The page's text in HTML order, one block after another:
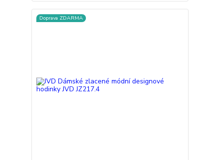
Doprava ZDARMA